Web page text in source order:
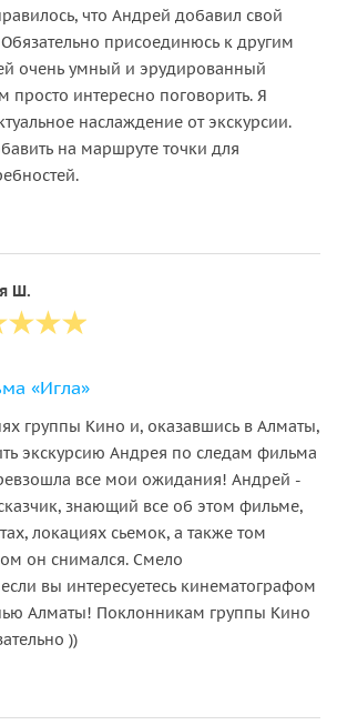
что Андрей добавил свой
Обязательно присоединюсь к другим
очень умный и эрудированный
просто интересно поговорить. Я
наслаждение от экскурсии.
на маршруте точки для
Ш.
«Игла»
группы Кино и, оказавшись в Алматы,
экскурсию Андрея по следам фильма
все мои ожидания! Андрей -
знающий все об этом фильме,
локациях сьемок, а также том
он снимался. Смело
вы интересуетесь кинематографом
Алматы! Поклонникам группы Кино
))